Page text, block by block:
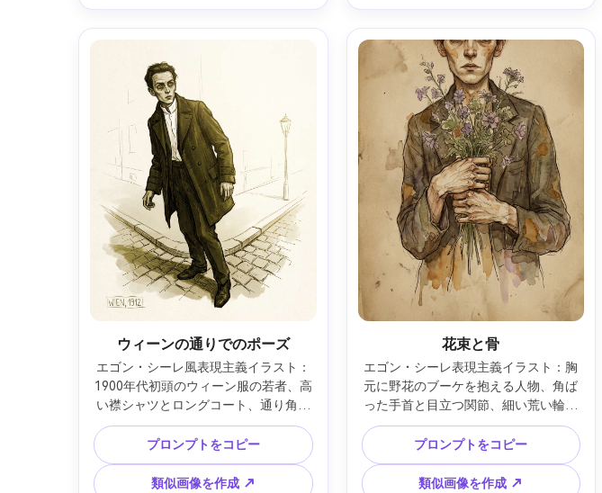
レンズ、浅い被写界深度、やわらかい
映画的照明 ―ar 4:5
ウィーンの通りでのポーズ
エゴン・シーレ風表現主義イラスト：
1900年代初頭のウィーン服の若者、高
い襟シャツとロングコート、通り角で
鋭く体をひねった姿、強い眼差し、
生々しい輪郭とクロスハッチ影、セピ
アとオリーブのくすんだ水彩、最小限
の都市線が白へ溶ける、懐かしく緊張
プロンプトをコピー
類似画像を作成 ↗
花束と骨
エゴン・シーレ表現主義イラスト：胸
元に野花のブーケを抱える人物、角ば
った手首と目立つ関節、細い荒い輪郭
線、くすんだ土色に淡い紫と緑がアク
セント、水彩の染みが紙繊維に滲む、
空白の多い背景、壊れそうな優しさ、
高精細構図、85mmレンズ、浅い被写
プロンプトをコピー
類似画像を作成 ↗